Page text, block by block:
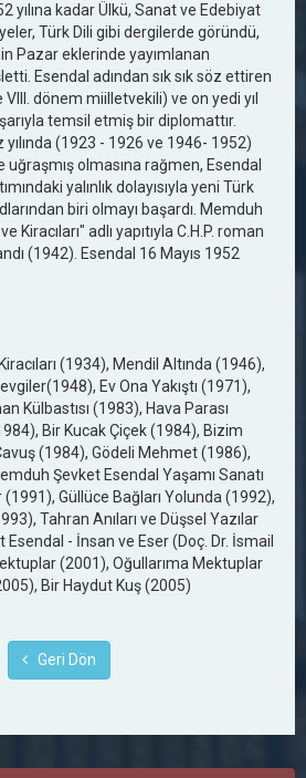
yılına kadar Ülkü, Sanat ve Edebiyat
Türk Dili gibi dergilerde göründü,
Pazar eklerinde yayımlanan
Esendal adından sık sık söz ettiren
VIII. dönem miilletvekili) ve on yedi yıl
temsil etmiş bir diplomattır.
yılında (1923 - 1926 ve 1946- 1952)
olmasına rağmen, Esendal
yalınlık dolayısıyla yeni Türk
biri olmayı başardı. Memduh
Kiracıları" adlı yapıtıyla C.H.P. roman
(1942). Esendal 16 Mayıs 1952
(1934), Mendil Altında (1946),
Ev Ona Yakıştı (1971),
Külbastısı (1983), Hava Parası
Bir Kucak Çiçek (1984), Bizim
(1984), Gödeli Mehmet (1986),
Şevket Esendal Yaşamı Sanatı
(1991), Güllüce Bağları Yolunda (1992),
Tahran Anıları ve Düşsel Yazılar
- İnsan ve Eser (Doç. Dr. İsmail
(2001), Oğullarıma Mektuplar
Bir Haydut Kuş (2005)
Geri Dön